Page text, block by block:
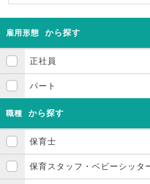
雇用形態 から探す
正社員
パート
職種 から探す
保育士
保育スタッフ・ベビーシッタ